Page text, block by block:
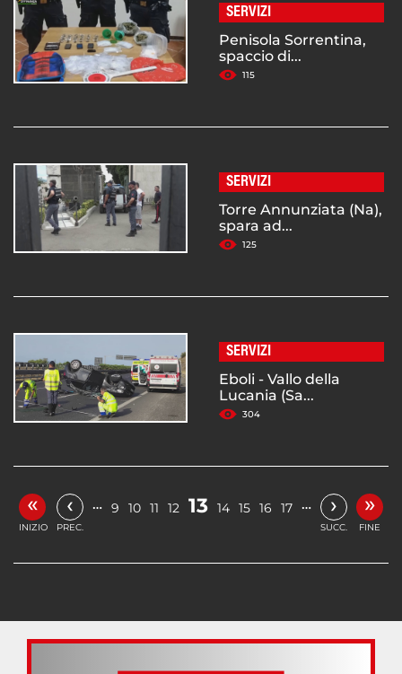
SERVIZI
Penisola Sorrentina,
spaccio di...
115
SERVIZI
Torre Annunziata (Na),
spara ad...
125
SERVIZI
Eboli - Vallo della
Lucania (Sa...
304
«
INIZIO
‹
PREC.
… 9 10 11 12 13 14 15 16 17 … ›
SUCC.
»
FINE